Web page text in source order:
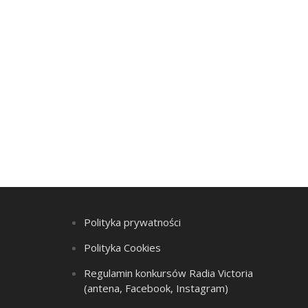
Polityka prywatności
Polityka Cookies
Regulamin konkursów Radia Victoria
(antena, Facebook, Instagram)